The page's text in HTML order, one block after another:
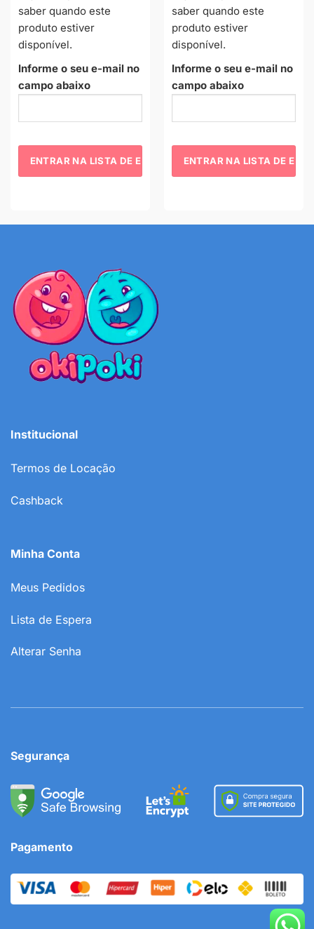
saber quando este
produto estiver
disponível.
Informe o seu e-mail no
campo abaixo
saber quando este
produto estiver
disponível.
Informe o seu e-mail no
campo abaixo
Institucional
Termos de Locação
Cashback
Minha Conta
Meus Pedidos
Lista de Espera
Alterar Senha
Segurança
Pagamento